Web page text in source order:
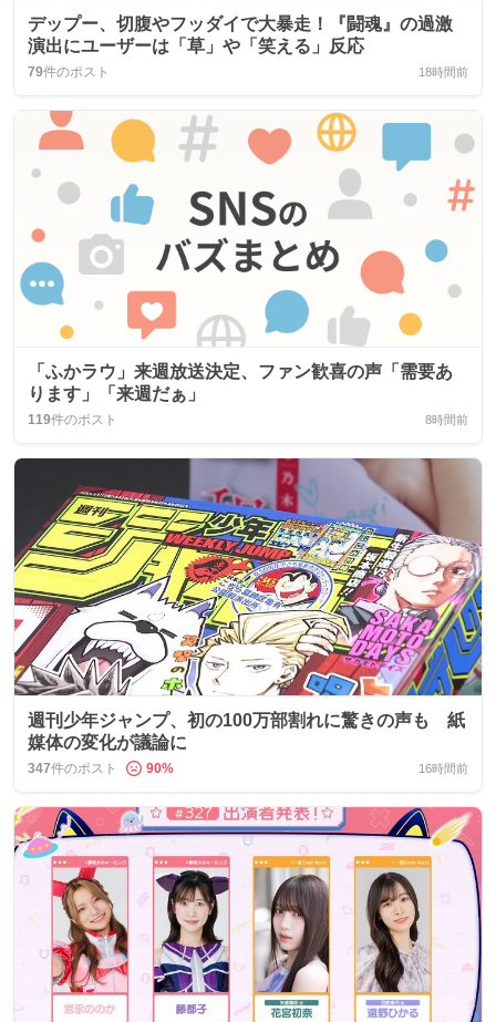
デップー、切腹やフッダイで大暴走！『闘魂』の過激
演出にユーザーは「草」や「笑える」反応
79件のポスト 18時間前
「ふかラウ」来週放送決定、ファン歓喜の声「需要あ
ります」「来週だぁ」
119件のポスト 8時間前
週刊少年ジャンプ、初の100万部割れに驚きの声も 紙
媒体の変化が議論に
347件のポスト 90% 16時間前